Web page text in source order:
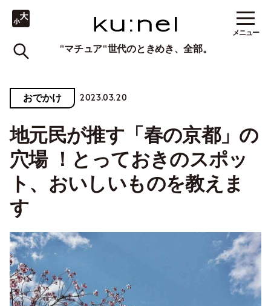
"マチュア"世代のときめき、全部。
メニュー
おでかけ 2023.03.20
地元民が推す「春の京都」の
穴場 ！とっておきのスポッ
ト、おいしいものを教えま
す